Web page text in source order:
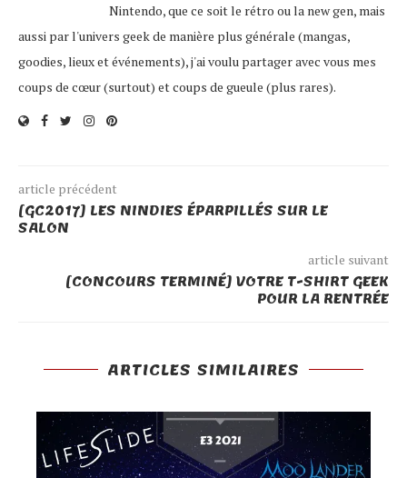
Nintendo, que ce soit le rétro ou la new gen, mais
aussi par l'univers geek de manière plus générale (mangas,
goodies, lieux et événements), j'ai voulu partager avec vous mes
coups de cœur (surtout) et coups de gueule (plus rares).
article précédent
[GC2017] LES NINDIES ÉPARPILLÉS SUR LE
SALON
article suivant
[CONCOURS TERMINÉ] VOTRE T-SHIRT GEEK
POUR LA RENTRÉE
ARTICLES SIMILAIRES